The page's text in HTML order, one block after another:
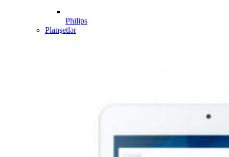
Philips
Planşetlər